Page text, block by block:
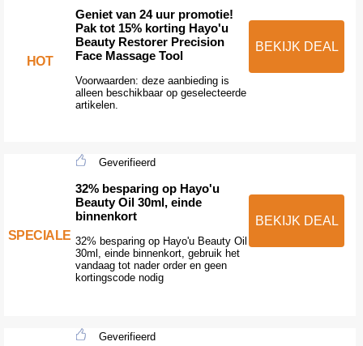
HOT
Geniet van 24 uur promotie!
Pak tot 15% korting Hayo'u
Beauty Restorer Precision
Face Massage Tool
Voorwaarden: deze aanbieding is
alleen beschikbaar op geselecteerde
artikelen.
BEKIJK DEAL
SPECIALE
Geverifieerd
32% besparing op Hayo'u
Beauty Oil 30ml, einde
binnenkort
32% besparing op Hayo'u Beauty Oil
30ml, einde binnenkort, gebruik het
vandaag tot nader order en geen
kortingscode nodig
BEKIJK DEAL
Geverifieerd